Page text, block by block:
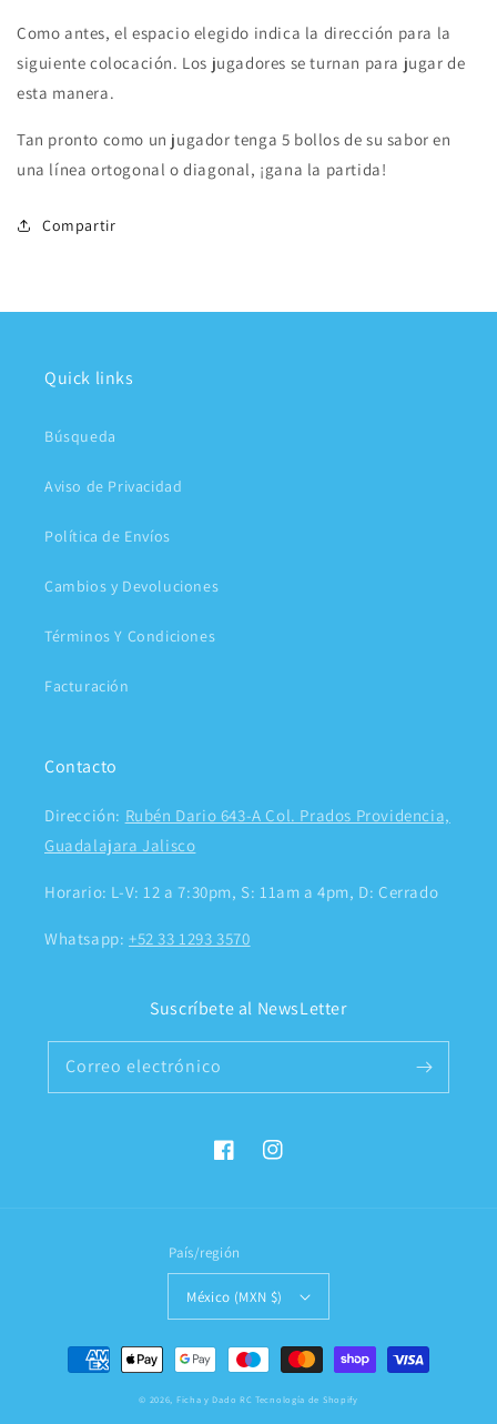
Como antes, el espacio elegido indica la dirección para la
siguiente colocación. Los jugadores se turnan para jugar de
esta manera.
Tan pronto como un jugador tenga 5 bollos de su sabor en
una línea ortogonal o diagonal, ¡gana la partida!
Compartir
Quick links
Búsqueda
Aviso de Privacidad
Política de Envíos
Cambios y Devoluciones
Términos Y Condiciones
Facturación
Contacto
Dirección: Rubén Dario 643-A Col. Prados Providencia,
Guadalajara Jalisco
Horario: L-V: 12 a 7:30pm, S: 11am a 4pm, D: Cerrado
Whatsapp: +52 33 1293 3570
Suscríbete al NewsLetter
Correo electrónico
FacebookInstagram
País/región
México (MXN $)
Formas
de
© 2026, Ficha y Dado RC Tecnología de Shopify